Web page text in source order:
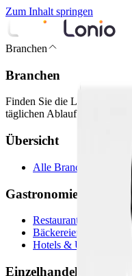
Zum Inhalt springen
Branchen
Branchen
Finden Sie die Lonio-
täglichen Ablauf und Ihrem
Übersicht
Alle Branchen
Gastronomie &
Restaurants & Cafés
Bäckereien
Hotels & Unterkünfte
Einzelhandel &